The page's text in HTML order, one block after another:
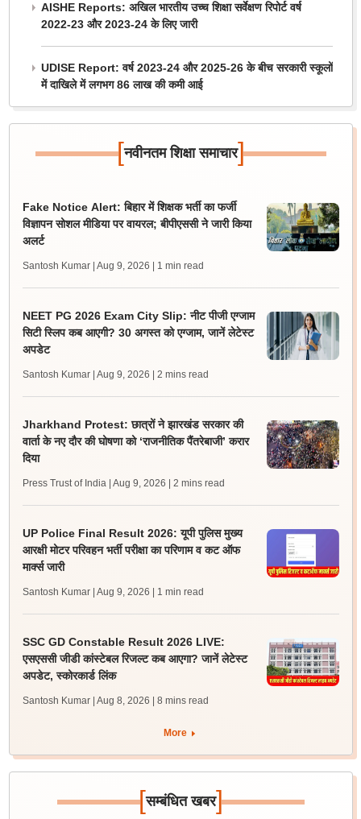
AISHE Reports: अखिल भारतीय उच्च शिक्षा सर्वेक्षण रिपोर्ट वर्ष
2022-23 और 2023-24 के लिए जारी
UDISE Report: वर्ष 2023-24 और 2025-26 के बीच सरकारी स्कूलों
में दाखिले में लगभग 86 लाख की कमी आई
[नवीनतम शिक्षा समाचार]
Fake Notice Alert: बिहार में शिक्षक भर्ती का फर्जी
विज्ञापन सोशल मीडिया पर वायरल; बीपीएससी ने जारी किया
अलर्ट
Santosh Kumar | Aug 9, 2026 | 1 min read
NEET PG 2026 Exam City Slip: नीट पीजी एग्जाम
सिटी स्लिप कब आएगी? 30 अगस्त को एग्जाम, जानें लेटेस्ट
अपडेट
Santosh Kumar | Aug 9, 2026 | 2 mins read
Jharkhand Protest: छात्रों ने झारखंड सरकार की
वार्ता के नए दौर की घोषणा को ‘राजनीतिक पैंतरेबाजी’ करार
दिया
Press Trust of India | Aug 9, 2026 | 2 mins read
UP Police Final Result 2026: यूपी पुलिस मुख्य
आरक्षी मोटर परिवहन भर्ती परीक्षा का परिणाम व कट ऑफ
मार्क्स जारी
Santosh Kumar | Aug 9, 2026 | 1 min read
SSC GD Constable Result 2026 LIVE:
एसएससी जीडी कांस्टेबल रिजल्ट कब आएगा? जानें लेटेस्ट
अपडेट, स्कोरकार्ड लिंक
Santosh Kumar | Aug 8, 2026 | 8 mins read
More
[सम्बंधित खबर]